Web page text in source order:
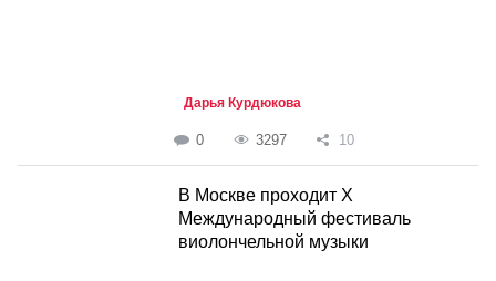
Дарья Курдюкова
0 3297 10
В Москве проходит X
Международный фестиваль
виолончельной музыки